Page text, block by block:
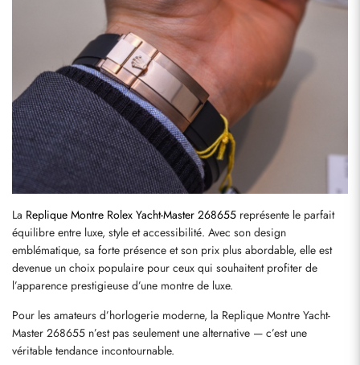
La Replique Montre Rolex Yacht-Master 268655 représente le parfait
équilibre entre luxe, style et accessibilité. Avec son design
emblématique, sa forte présence et son prix plus abordable, elle est
devenue un choix populaire pour ceux qui souhaitent profiter de
l’apparence prestigieuse d’une montre de luxe.
Pour les amateurs d’horlogerie moderne, la Replique Montre Yacht-
Master 268655 n’est pas seulement une alternative — c’est une
véritable tendance incontournable.